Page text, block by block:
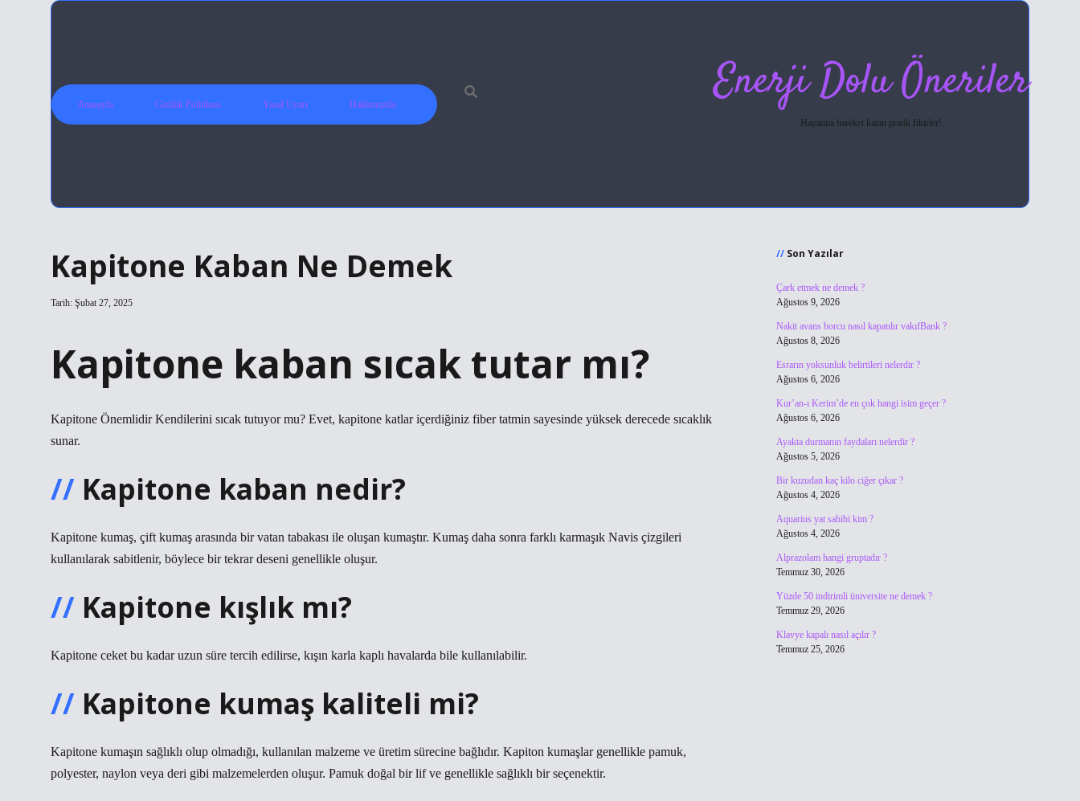
Anasayfa Gizlilik Politikası Yasal Uyarı Hakkımızda Enerji Dolu Öneriler
Hayatına hareket katan pratik fikirler!
Kapitone Kaban Ne Demek
Tarih: Şubat 27, 2025
Kapitone kaban sıcak tutar mı?
Kapitone Önemlidir Kendilerini sıcak tutuyor mu? Evet, kapitone katlar içerdiğiniz fiber tatmin sayesinde yüksek derecede sıcaklık
sunar.
Kapitone kaban nedir?
Kapitone kumaş, çift kumaş arasında bir vatan tabakası ile oluşan kumaştır. Kumaş daha sonra farklı karmaşık Navis çizgileri
kullanılarak sabitlenir, böylece bir tekrar deseni genellikle oluşur.
Kapitone kışlık mı?
Kapitone ceket bu kadar uzun süre tercih edilirse, kışın karla kaplı havalarda bile kullanılabilir.
Kapitone kumaş kaliteli mi?
Kapitone kumaşın sağlıklı olup olmadığı, kullanılan malzeme ve üretim sürecine bağlıdır. Kapiton kumaşlar genellikle pamuk,
polyester, naylon veya deri gibi malzemelerden oluşur. Pamuk doğal bir lif ve genellikle sağlıklı bir seçenektir.
Son Yazılar
Çark etmek ne demek ?
Ağustos 9, 2026
Nakit avans borcu nasıl kapatılır vakıfBank ?
Ağustos 8, 2026
Esrarın yoksunluk belirtileri nelerdir ?
Ağustos 6, 2026
Kur’an-ı Kerim’de en çok hangi isim geçer ?
Ağustos 6, 2026
Ayakta durmanın faydaları nelerdir ?
Ağustos 5, 2026
Bir kuzudan kaç kilo ciğer çıkar ?
Ağustos 4, 2026
Aquarius yat sahibi kim ?
Ağustos 4, 2026
Alprazolam hangi gruptadır ?
Temmuz 30, 2026
Yüzde 50 indirimli üniversite ne demek ?
Temmuz 29, 2026
Klavye kapalı nasıl açılır ?
Temmuz 25, 2026